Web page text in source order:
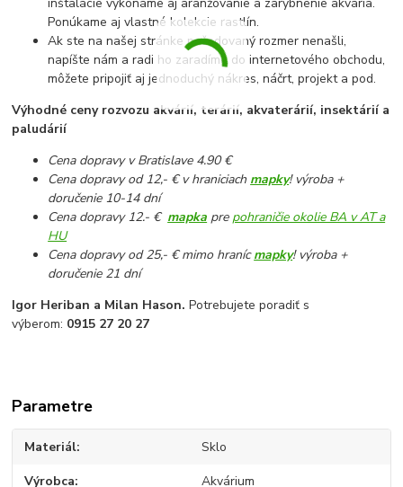
Ponúkame aj vlastné kolekcie rastlín.
Ak ste na našej stránke požadovaný rozmer nenašli,
napíšte nám a radi ho zaradíme do internetového obchodu,
môžete pripojiť aj jednoduchý nákres, náčrt, projekt a pod.
Výhodné ceny rozvozu akvárií, terárií, akvaterárií, insektárií a
paludárií
Cena dopravy v Bratislave 4.90 €
Cena dopravy od 12,- € v hraniciach mapky! výroba +
doručenie 10-14 dní
Cena dopravy 12.- € mapka pre pohraničie okolie BA v AT a
HU
Cena dopravy od 25,- € mimo hranícmapky! výroba +
doručenie 21 dní
Igor Heriban a Milan Hason.Potrebujete poradiť s
výberom: 0915 27 20 27
Parametre
Materiál Sklo
Výrobca Akvárium